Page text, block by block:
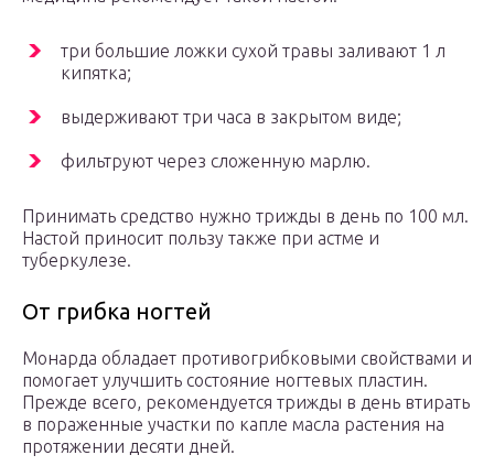
три большие ложки сухой травы заливают 1 л
кипятка;
выдерживают три часа в закрытом виде;
фильтруют через сложенную марлю.
Принимать средство нужно трижды в день по 100 мл.
Настой приносит пользу также при астме и
туберкулезе.
От грибка ногтей
Монарда обладает противогрибковыми свойствами и
помогает улучшить состояние ногтевых пластин.
Прежде всего, рекомендуется трижды в день втирать
в пораженные участки по капле масла растения на
протяжении десяти дней.